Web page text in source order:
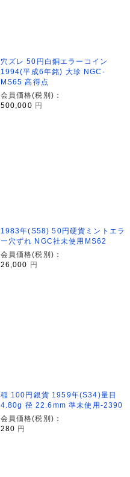
穴ズレ 50円白銅エラーコイン
1994(平成6年銘) 大珍 NGC-
MS65 高得点
会員価格(税別)：
500,000 円
1983年(S58) 50円硬貨ミントエラ
ー穴ずれ NGC社未使用MS62
会員価格(税別)：
26,000 円
稲 100円銀貨 1959年(S34)量目
4.80g 径 22.6mm 準未使用-2390
会員価格(税別)：
280 円